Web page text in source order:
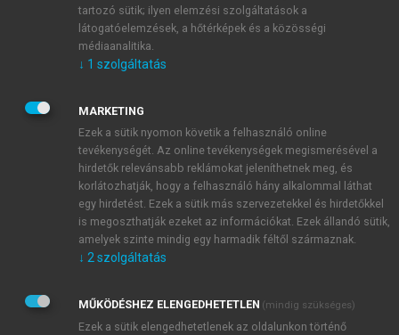
JELSZÓ
JELSZÓ ÚJRA
Kérek értesítést a MeRSZ újdonságairól, akcióiról.
Kérek értesítést az Akadémiai Kiadó Zrt. újdonságairól,
Adatkezelési tájékoztatóbanfoglaltakat tudomásul
veszem és elfogadom.
tartozó sütik; ilyen elemzési szolgáltatások a
látogatóelemzések, a hőtérképek és a közösségi
médiaanalitika.
↓ 1 szolgáltatás
MARKETING
Ezek a sütik nyomon követik a felhasználó online
tevékenységét. Az online tevékenységek megismerésével a
hirdetők relevánsabb reklámokat jeleníthetnek meg, és
korlátozhatják, hogy a felhasználó hány alkalommal láthat
egy hirdetést. Ezek a sütik más szervezetekkel és hirdetőkkel
is megoszthatják ezeket az információkat. Ezek állandó sütik,
amelyek szinte mindig egy harmadik féltől származnak.
↓ 2 szolgáltatás
MŰKÖDÉSHEZ ELENGEDHETETLEN (mindig szükséges)
Ezek a sütik elengedhetetlenek az oldalunkon történő